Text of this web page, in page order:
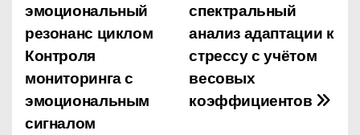
в
и
г
а
спектральный
анализ адаптации к
стрессу с учётом
весовых
коэффициентов
эмоциональный
резонанс циклом
Контроля
мониторинга с
эмоциональным
сигналом